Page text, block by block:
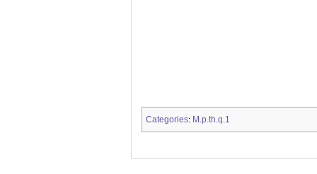
Categories: M.p.th.q.1